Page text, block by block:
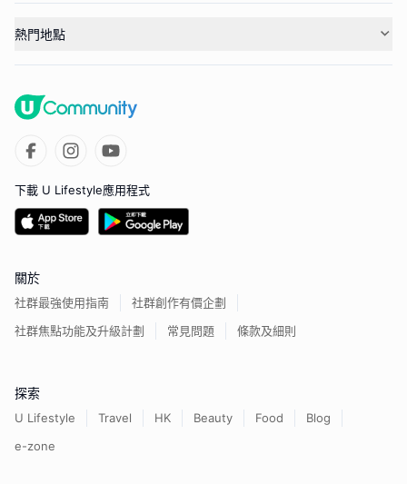
熱門地點
下載 U Lifestyle應用程式
關於
社群最強使用指南
社群創作有價企劃
社群焦點功能及升級計劃
常見問題 條款及細則
探索
U Lifestyle Travel HK Beauty Food
Blog
e-zone